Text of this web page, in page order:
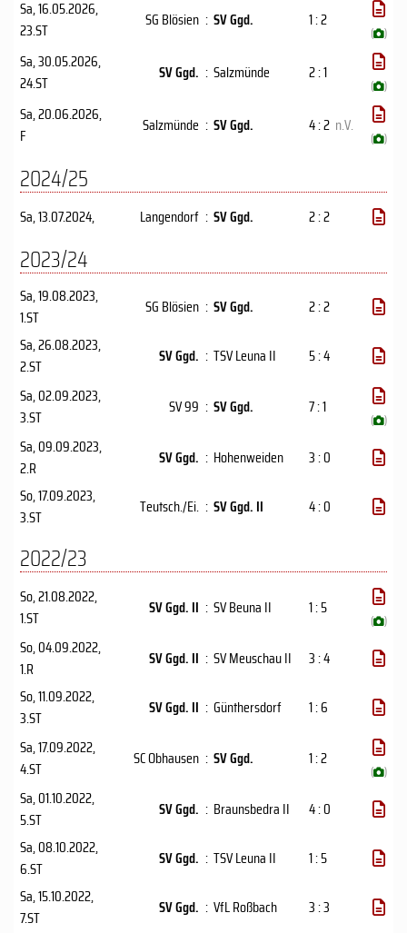
Sa, 16.05.2026,
23.ST
SG Blösien : SV Ggd. 1 : 2
( )
Sa, 30.05.2026,
24.ST
SV Ggd. : Salzmünde 2 : 1
( )
Sa, 20.06.2026,
F
Salzmünde : SV Ggd. 4 : 2 n.V.
( )
2024/25
Sa, 13.07.2024, Langendorf : SV Ggd. 2 : 2
2023/24
Sa, 19.08.2023,
1.ST
SG Blösien : SV Ggd.
2 : 2
Sa, 26.08.2023,
2.ST
SV Ggd. : TSV Leuna II
5 : 4
Sa, 02.09.2023,
3.ST
SV 99 : SV Ggd. 7 : 1
( )
Sa, 09.09.2023,
2.R
SV Ggd. : Hohenweiden
3 : 0
So, 17.09.2023,
3.ST
Teutsch./Ei. : SV Ggd. II 4 : 0
2022/23
So, 21.08.2022,
1.ST
SV Ggd. II : SV Beuna II 1 : 5
( )
So, 04.09.2022,
1.R
SV Ggd. II : SV Meuschau II
3 : 4
So, 11.09.2022,
3.ST
SV Ggd. II : Günthersdorf
1 : 6
Sa, 17.09.2022,
4.ST
SC Obhausen : SV Ggd. 1 : 2
( )
Sa, 01.10.2022,
5.ST
SV Ggd. : Braunsbedra II
4 : 0
Sa, 08.10.2022,
6.ST
SV Ggd. : TSV Leuna II
1 : 5
Sa, 15.10.2022,
7.ST
SV Ggd. : VfL Roßbach
3 : 3